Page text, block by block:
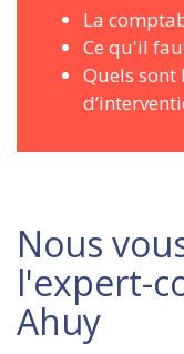
La
Ce qu'il
Quels sont
Nous
l'expert-
Ahuy